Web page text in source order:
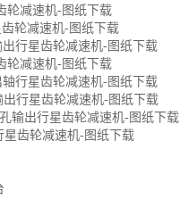
减速机-图纸下载
轮减速机-图纸下载
行星齿轮减速机-图纸下载
减速机-图纸下载
行星齿轮减速机-图纸下载
行星齿轮减速机-图纸下载
输出行星齿轮减速机-图纸下载
齿轮减速机-图纸下载